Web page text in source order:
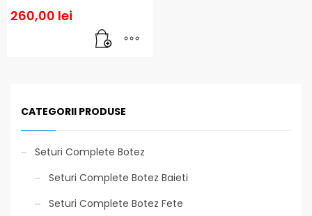
260,00 lei
CATEGORII PRODUSE
Seturi Complete Botez
Seturi Complete Botez Baieti
Seturi Complete Botez Fete